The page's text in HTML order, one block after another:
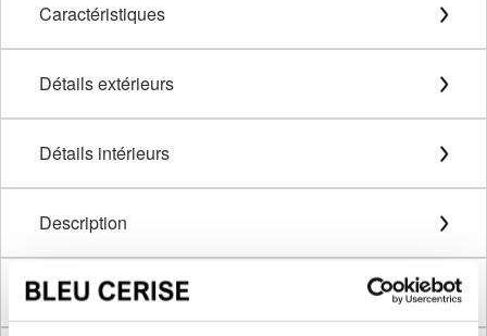
Caractéristiques
Détails extérieurs
Détails intérieurs
Description
Méthode de mesure